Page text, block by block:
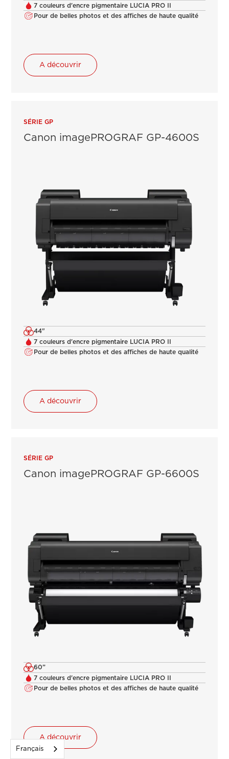
7 couleurs d'encre pigmentaire LUCIA PRO II
Pour de belles photos et des affiches de haute qualité
A découvrir
SÉRIE GP
Canon imagePROGRAF GP-4600S
44"
7 couleurs d'encre pigmentaire LUCIA PRO II
Pour de belles photos et des affiches de haute qualité
A découvrir
SÉRIE GP
Canon imagePROGRAF GP-6600S
60”
7 couleurs d'encre pigmentaire LUCIA PRO II
Pour de belles photos et des affiches de haute qualité
A découvrir
Français